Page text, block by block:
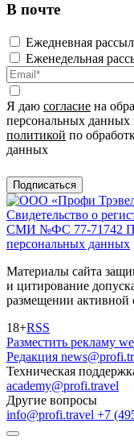
В почте
Ежедневная
Еженедельная
Я даю согласие на
персональных данных
политикой по
данных
Подписаться
Свидетельство о
СМИ №ФС 77-71742
персональных данных
Материалы сайта
и цитирование
размещении активной
18+RSS
Разместить рекламу
Редакция
Техническая
academy@profi.travel
Другие вопросы
info@profi.travel +7